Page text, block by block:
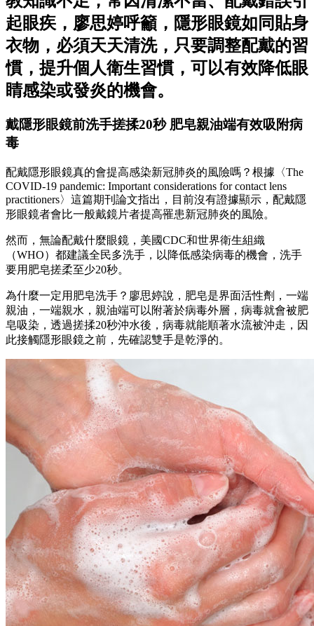
起眼疾，廖思婷呼籲，隱形眼鏡如同貼身
衣物，必須天天清洗，只要調整配戴的習
慣，提升個人衛生習慣，可以有效降低眼
睛感染或發炎的機會。
戴隱形眼鏡前洗手搓揉20秒 肥皂親油端有效吸附病
毒
配戴隱形眼鏡真的會提高感染新冠肺炎的風險嗎？根據〈The
COVID-19 pandemic: Important considerations for contact lens
practitioners〉這篇期刊論文指出，目前沒有證據顯示，配戴隱
形眼鏡者會比一般戴鏡片者提高罹患新冠肺炎的風險。
然而，無論配戴什麼眼鏡，美國CDC和世界衛生組織
（WHO）都建議全民多洗手，以降低感染病毒的機會，洗手
要用肥皂搓柔至少20秒。
為什麼一定用肥皂洗手？廖思婷說，肥皂是界面活性劑，一端
親油，一端親水，親油端可以附著於病毒外層，病毒就會被肥
皂吸染，透過搓揉20秒沖水後，病毒就能順著水流被沖走，因
此接觸隱形眼鏡之前，先確認雙手是乾淨的。